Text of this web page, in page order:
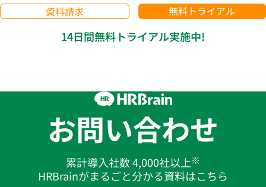
資料請求 無料トライアル
14日間無料トライアル実施中!
お問い合わせ
累計導入社数 4,000社以上※
HRBrainがまるごと分かる資料はこちら